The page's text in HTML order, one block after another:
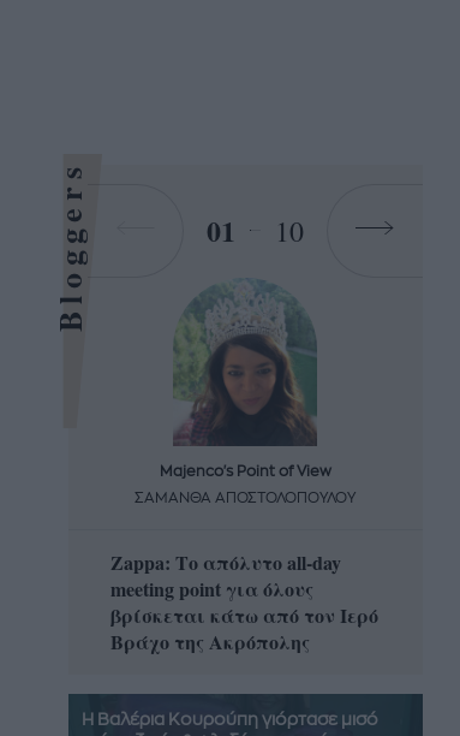
Bloggers 01 10
Majenco's Point of View
ΣΑΜΑΝΘΑ ΑΠΟΣΤΟΛΟΠΟΥΛΟΥ
Zappa: Το απόλυτο all-day
meeting point για όλους
βρίσκεται κάτω από τον Ιερό
Βράχο της Ακρόπολης
Η Βαλέρια Κουρούπη γιόρτασε μισό